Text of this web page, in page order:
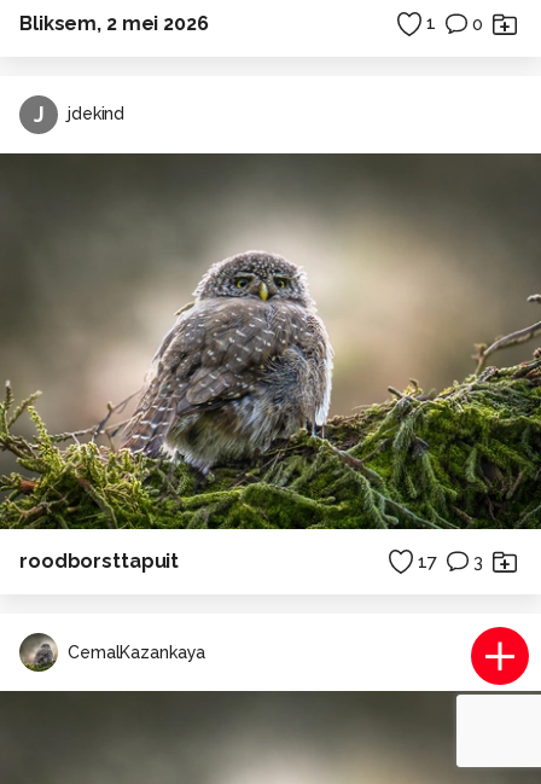
Bliksem, 2 mei 2026 1 0
J jdekind
roodborsttapuit 17 3
CemalKazankaya